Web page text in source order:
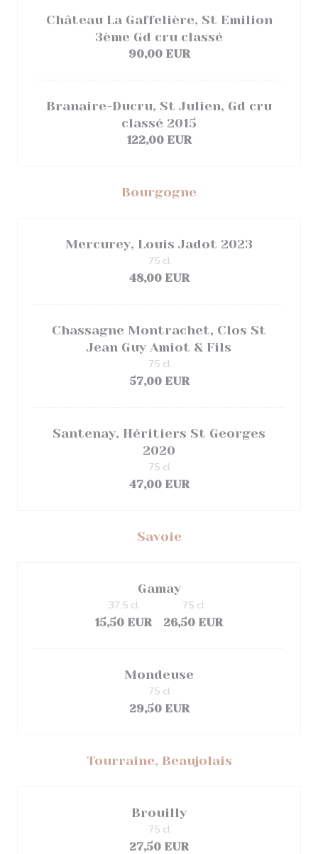
Château La Gaffelière, St Emilion
3ème Gd cru classé
90,00 EUR
Branaire-Ducru, St Julien, Gd cru
classé 2015
122,00 EUR
Bourgogne
Mercurey, Louis Jadot 2023
48,00 EUR
75 cl
Chassagne Montrachet, Clos St
Jean Guy Amiot & Fils
57,00 EUR
75 cl
Santenay, Héritiers St Georges
2020
47,00 EUR
75 cl
Savoie
Gamay
15,50 EUR
37.5 cl
26,50 EUR
75 cl
Mondeuse
29,50 EUR
75 cl
Tourraine, Beaujolais
Brouilly
27,50 EUR
75 cl